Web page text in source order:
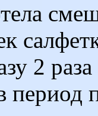
2
период